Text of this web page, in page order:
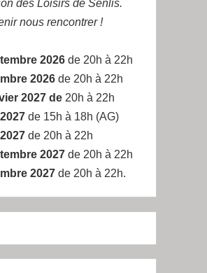
des Loisirs de Senlis.
nous rencontrer !
2026de 20h à 22h
2026de 20h à 22h
2027 de20h à 22h
de 15h à 18h (AG)
de 20h à 22h
2027de 20h à 22h
2027de 20h à 22h.